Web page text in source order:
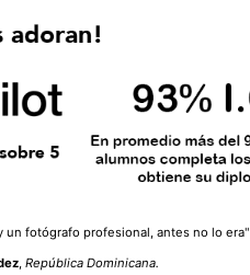
un fotógrafo profesional, antes no lo era"
, República Dominicana.